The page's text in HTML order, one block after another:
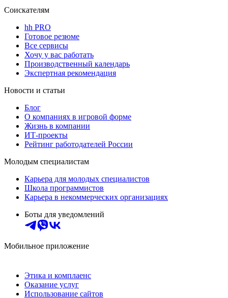
Соискателям
hh PRO
Готовое резюме
Все сервисы
Хочу у вас работать
Производственный календарь
Экспертная рекомендация
Новости и статьи
Блог
О компаниях в игровой форме
Жизнь в компании
ИТ-проекты
Рейтинг работодателей России
Молодым специалистам
Карьера для молодых специалистов
Школа программистов
Карьера в некоммерческих организациях
Боты для уведомлений
Мобильное приложение
Этика и комплаенс
Оказание услуг
Использование сайтов